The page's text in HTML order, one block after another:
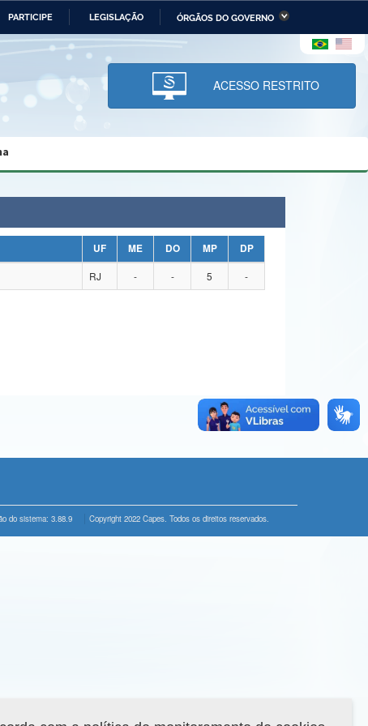
PARTICIPE LEGISLAÇÃO ÓRGÃOS DO GOVERNO
da Economia Ministério da Infraestrutura
Ministério da Ciência,
Tecnologia, Inovações e
Comunicações
Direitos Humanos
ACESSO RESTRITO
UF ME DO MP
DP
RJ - - 5 -
do sistema: 3.88.9 Copyright 2022 Capes. Todos os direitos reservados.